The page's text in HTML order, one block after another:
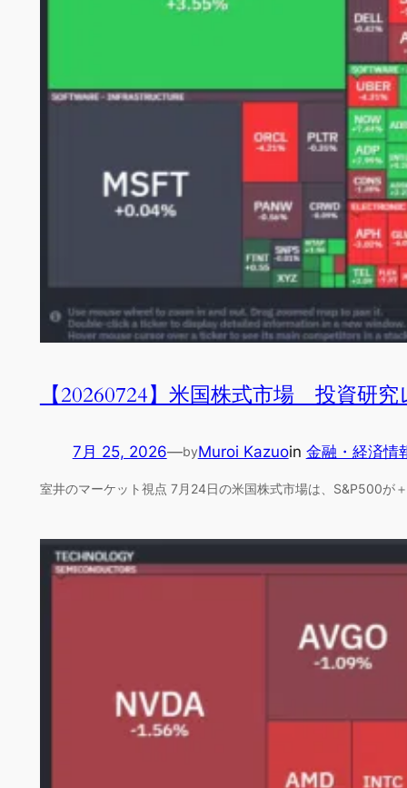
【20260724】米国株式市場 投資研
7月 25, 2026—byMuroi Kazuoin 金融・経済情
室井のマーケット視点 7月24日の米国株式市場は、S&P500